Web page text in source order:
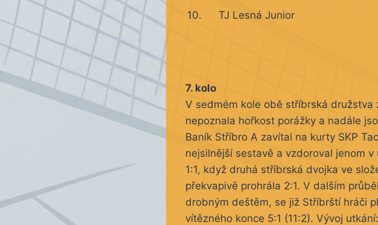
10.
TJ Lesná Junior
7. kolo
V sedmém kole obě stříbrská
nepoznala hořkost porážky a nadále
Baník Stříbro A zavítal na kurty SKP
nejsilnější sestavě a vzdoroval jenom
1:1, když druhá stříbrská dvojka ve
překvapivě prohrála 2:1. V dalším
drobným deštěm, se již Stříbrští hráči
vítězného konce 5:1 (11:2). Vývoj utkání: